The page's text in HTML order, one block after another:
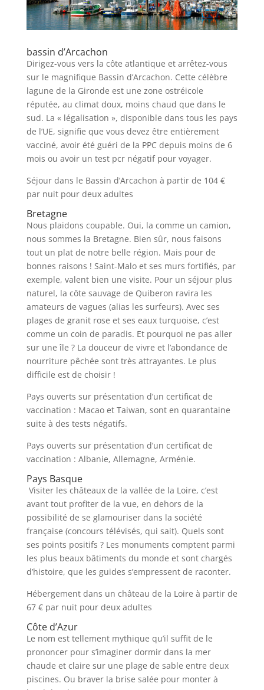
bassin d’Arcachon
Dirigez-vous vers la côte atlantique et arrêtez-vous
sur le magnifique Bassin d’Arcachon. Cette célèbre
lagune de la Gironde est une zone ostréicole
réputée, au climat doux, moins chaud que dans le
sud. La « légalisation », disponible dans tous les pays
de l’UE, signifie que vous devez être entièrement
vacciné, avoir été guéri de la PPC depuis moins de 6
mois ou avoir un test pcr négatif pour voyager.
Séjour dans le Bassin d’Arcachon à partir de 104 €
par nuit pour deux adultes
Bretagne
Nous plaidons coupable. Oui, la comme un camion,
nous sommes la Bretagne. Bien sûr, nous faisons
tout un plat de notre belle région. Mais pour de
bonnes raisons ! Saint-Malo et ses murs fortifiés, par
exemple, valent bien une visite. Pour un séjour plus
naturel, la côte sauvage de Quiberon ravira les
amateurs de vagues (alias les surfeurs). Avec ses
plages de granit rose et ses eaux turquoise, c’est
comme un coin de paradis. Et pourquoi ne pas aller
sur une île ? La douceur de vivre et l’abondance de
nourriture pêchée sont très attrayantes. Le plus
difficile est de choisir !
Pays ouverts sur présentation d’un certificat de
vaccination : Macao et Taiwan, sont en quarantaine
suite à des tests négatifs.
Pays ouverts sur présentation d’un certificat de
vaccination : Albanie, Allemagne, Arménie.
Pays Basque
Visiter les châteaux de la vallée de la Loire, c’est
avant tout profiter de la vue, en dehors de la
possibilité de se glamouriser dans la société
française (concours télévisés, qui sait). Quels sont
ses points positifs ? Les monuments comptent parmi
les plus beaux bâtiments du monde et sont chargés
d’histoire, que les guides s’empressent de raconter.
Hébergement dans un château de la Loire à partir de
67 € par nuit pour deux adultes
Côte d’Azur
Le nom est tellement mythique qu’il suffit de le
prononcer pour s’imaginer dormir dans la mer
chaude et claire sur une plage de sable entre deux
piscines. Ou braver la brise salée pour monter à